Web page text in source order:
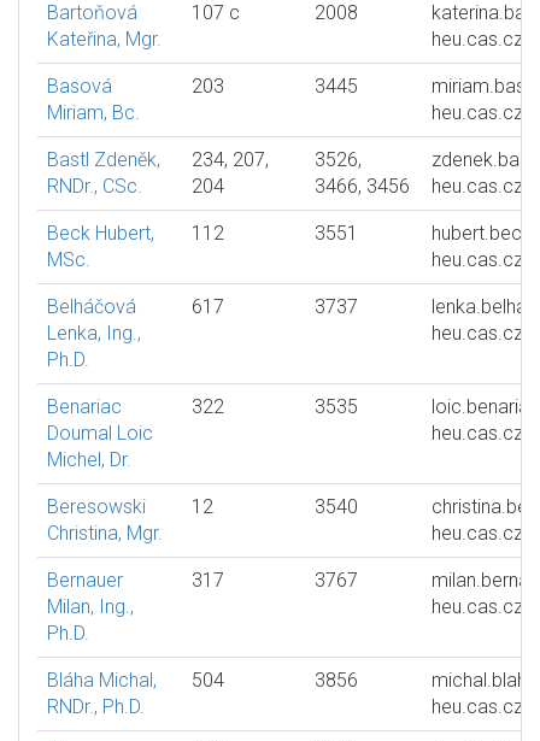
Bartoňová
Kateřina, Mgr.
107 c 2008
heu.cas.cz
Basová
Miriam, Bc.
203 3445
heu.cas.cz
Bastl Zdeněk,
RNDr., CSc.
234, 207,
204
3526,
3466, 3456
zdenek.bastl
heu.cas.cz
Beck Hubert,
MSc.
112 3551
hubert.beck
heu.cas.cz
Belháčová
Lenka, Ing.,
Ph.D.
617 3737
heu.cas.cz
Benariac
Doumal Loic
Michel, Dr.
322 3535
loic.benariac
heu.cas.cz
Beresowski
Christina, Mgr.
12 3540
heu.cas.cz
Bernauer
Milan, Ing.,
Ph.D.
317 3767
heu.cas.cz
Bláha Michal,
RNDr., Ph.D.
504 3856
michal.blaha
heu.cas.cz